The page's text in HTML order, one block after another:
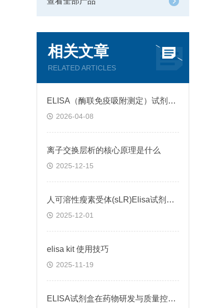
相关文章
RELATED ARTICLES
ELISA（酶联免疫吸附测定）试剂盒原理类型检测方法
2026-04-08
离子交换层析的核心原理是什么
2025-12-15
人可溶性瘦素受体(sLR)Elisa试剂盒可溶性受体的作用
2025-12-01
elisa kit 使用技巧
2025-11-19
ELISA试剂盒在药物研发与质量控制中的应用实践